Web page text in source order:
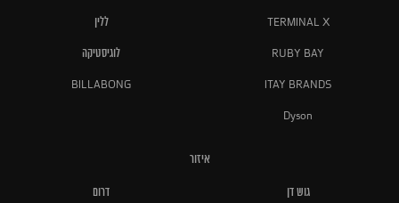
TERMINAL X ללין
RUBY BAY לוגיסטיקה
ITAY BRANDS
BILLABONG
Dyson
איזור
גוש דן דרום